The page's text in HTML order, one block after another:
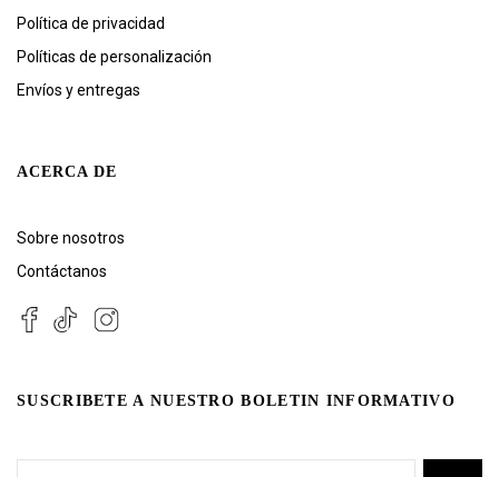
Política de privacidad
Políticas de personalización
Envíos y entregas
ACERCA DE
Sobre nosotros
Contáctanos
SUSCRIBETE A NUESTRO BOLETIN INFORMATIVO